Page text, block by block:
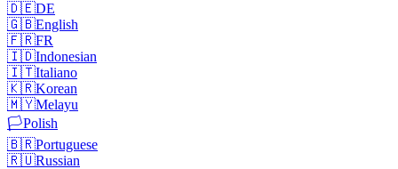
🇩🇪DE
🇬🇧English
🇫🇷FR
🇮🇩Indonesian
🇮🇹Italiano
🇰🇷Korean
🇲🇾Melayu
🏳️Polish
🇧🇷Portuguese
🇷🇺Russian